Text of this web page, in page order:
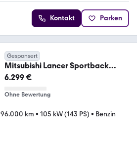
Kontakt Parken
Gesponsert
Mitsubishi Lancer Sportback
6.299 €
Ohne Bewertung
96.000 km • 105 kW (143 PS) • Benzin